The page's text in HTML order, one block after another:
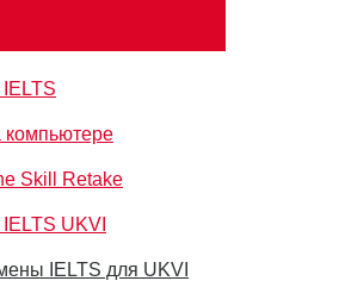
компьютере
Skill Retake
UKVI
IELTS для UKVI